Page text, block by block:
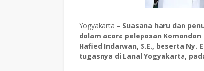
Yogyakarta – Suasana haru dan
dalam acara pelepasan
Hafied Indarwan, S.E., beserta
tugasnya di Lanal Yogyakarta,